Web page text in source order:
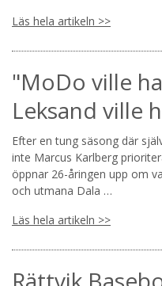
Läs hela artikeln >>
"MoDo ville
Leksand ville
Efter en tung säsong där
inte Marcus Karlberg
öppnar 26-åringen upp om
och utmana Dala …
Läs hela artikeln >>